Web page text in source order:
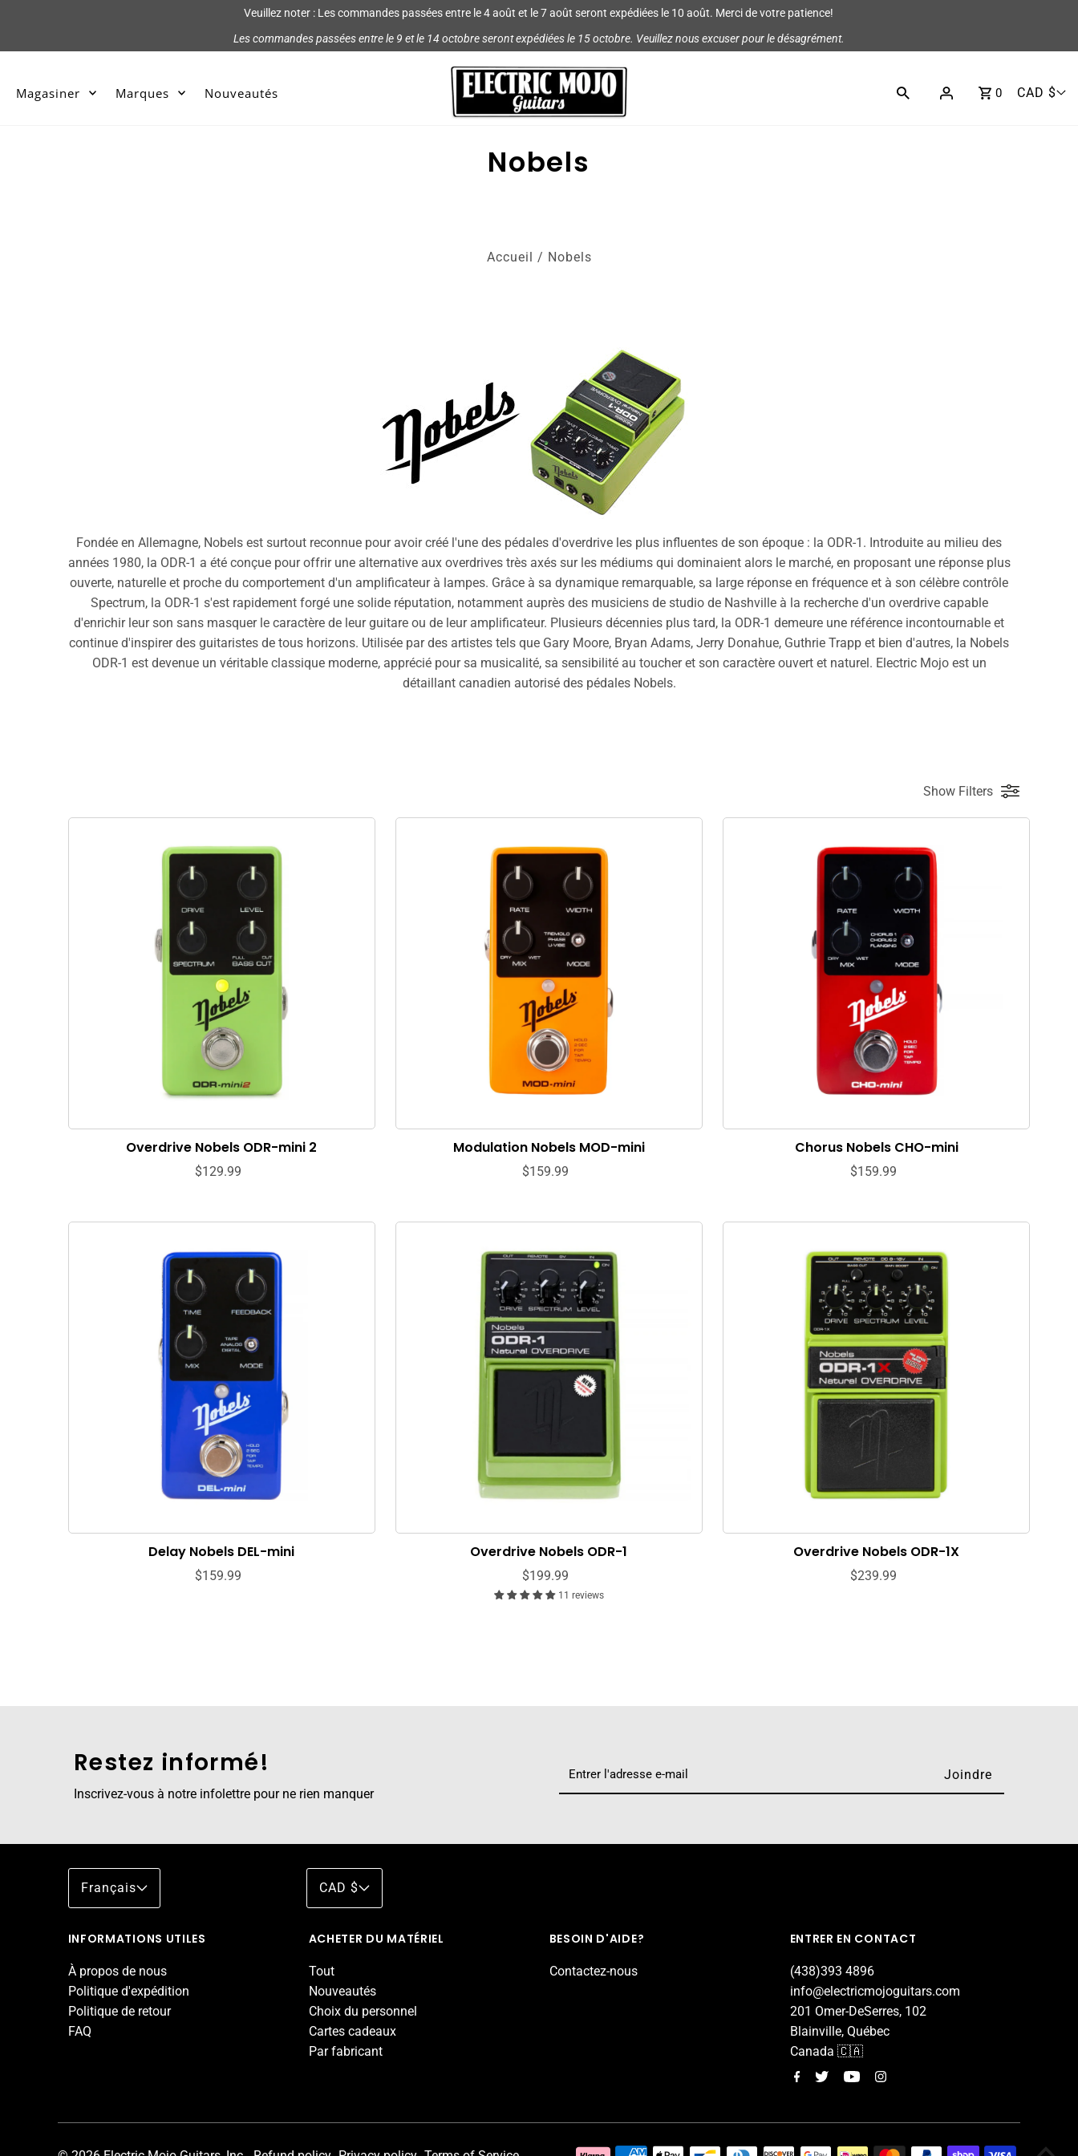
Veuillez noter : Les commandes passées entre le 4 août et le 7 août seront expédiées le 10 août. Merci de votre patience!
Les commandes passées entre le 9 et le 14 octobre seront expédiées le 15 octobre. Veuillez nous excuser pour le désagrément.
Magasiner Marques Nouveautés 0 CAD $
​​Nobels
Accueil / ​​Nobels
Fondée en Allemagne, Nobels est surtout reconnue pour avoir créé l'une des pédales d'overdrive les plus influentes de son époque : la ODR-1. Introduite au milieu des
années 1980, la ODR-1 a été conçue pour offrir une alternative aux overdrives très axés sur les médiums qui dominaient alors le marché, en proposant une réponse plus
ouverte, naturelle et proche du comportement d'un amplificateur à lampes. Grâce à sa dynamique remarquable, sa large réponse en fréquence et à son célèbre contrôle
Spectrum, la ODR-1 s'est rapidement forgé une solide réputation, notamment auprès des musiciens de studio de Nashville à la recherche d'un overdrive capable
d'enrichir leur son sans masquer le caractère de leur guitare ou de leur amplificateur. Plusieurs décennies plus tard, la ODR-1 demeure une référence incontournable et
continue d'inspirer des guitaristes de tous horizons. Utilisée par des artistes tels que Gary Moore, Bryan Adams, Jerry Donahue, Guthrie Trapp et bien d'autres, la Nobels
ODR-1 est devenue un véritable classique moderne, apprécié pour sa musicalité, sa sensibilité au toucher et son caractère ouvert et naturel. Electric Mojo est un
détaillant canadien autorisé des pédales Nobels.
Show Filters
Overdrive Nobels ODR-mini 2
$129.99
Modulation Nobels MOD-mini
$159.99
Chorus Nobels CHO-mini
$159.99
Delay Nobels DEL-mini
$159.99
Overdrive Nobels ODR-1
$199.99
11 reviews
Overdrive Nobels ODR-1X
$239.99
Restez informé!
Inscrivez-vous à notre infolettre pour ne rien manquer
Français CAD $
INFORMATIONS UTILES
À propos de nous
Politique d'expédition
Politique de retour
FAQ
ACHETER DU MATÉRIEL
Tout
Nouveautés
Choix du personnel
Cartes cadeaux
Par fabricant
BESOIN D'AIDE?
Contactez-nous
ENTRER EN CONTACT
(438)393 4896
info@electricmojoguitars.com
201 Omer-DeSerres, 102
Blainville, Québec
Canada 🇨🇦